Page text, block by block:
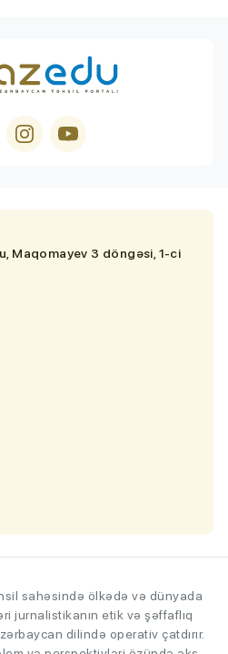
Maqomayev 3 döngəsi, 1-ci
sahəsində ölkədə və dünyada
jurnalistikanın etik və şəffaflıq
dilində operativ çatdırır.